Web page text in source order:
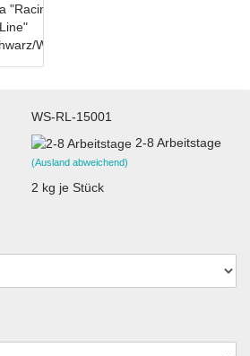
WS-RL-15001
2-8 Arbeitstage
(Ausland abweichend)
2 kg je Stück